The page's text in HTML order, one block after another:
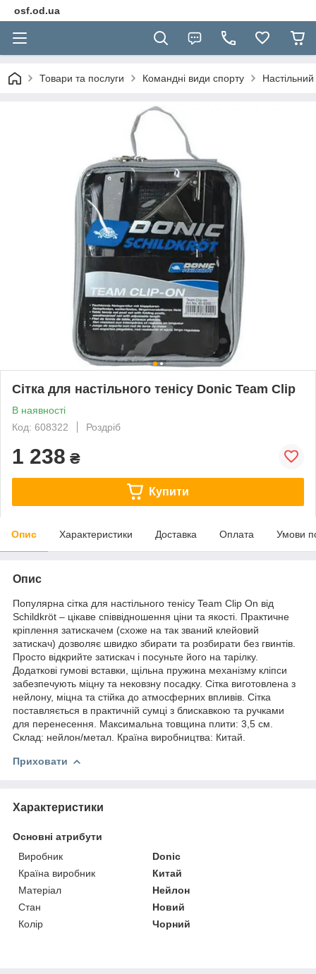
osf.od.ua
Товари та послуги Командні види спорту Настільний
Сітка для настільного тенісу Donic Team Clip
В наявності
Код: 608322
Роздріб
1 238 ₴
Купити
Опис Характеристики Доставка Оплата Умови
Опис
Популярна сітка для настільного тенісу Team Clip On від
Schildkröt – цікаве співвідношення ціни та якості. Практичне
кріплення затискачем (схоже на так званий клейовий
затискач) дозволяє швидко збирати та розбирати без гвинтів.
Просто відкрийте затискач і посуньте його на тарілку.
Додаткові гумові вставки, щільна пружина механізму кліпси
забезпечують міцну та нековзну посадку. Сітка виготовлена ​​з
нейлону, міцна та стійка до атмосферних впливів. Сітка
поставляється в практичній сумці з блискавкою та ручками
для перенесення. Максимальна товщина плити: 3,5 см.
Склад: нейлон/метал. Країна виробництва: Китай.
Приховати
Характеристики
Основні атрибути
Виробник
Donic
Країна виробник
Китай
Матеріал
Нейлон
Стан
Новий
Колір
Чорний